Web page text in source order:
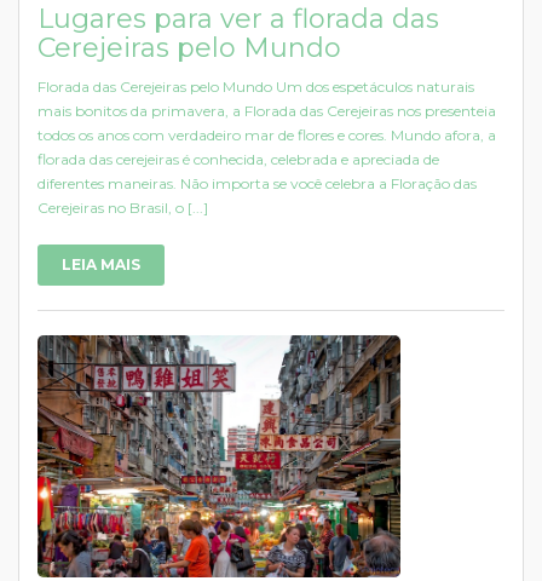
Lugares para ver a florada das
Cerejeiras pelo Mundo
Florada das Cerejeiras pelo Mundo Um dos espetáculos naturais
mais bonitos da primavera, a Florada das Cerejeiras nos presenteia
todos os anos com verdadeiro mar de flores e cores. Mundo afora, a
florada das cerejeiras é conhecida, celebrada e apreciada de
diferentes maneiras. Não importa se você celebra a Floração das
Cerejeiras no Brasil, o [...]
LEIA MAIS